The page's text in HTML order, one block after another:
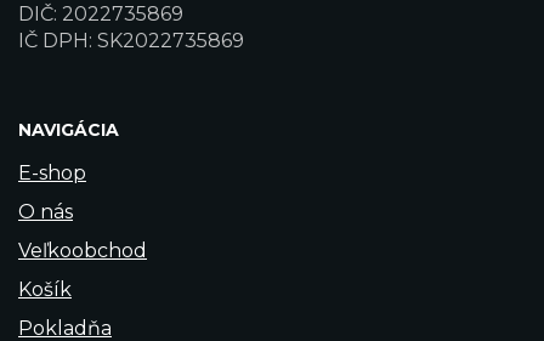
DIČ: 2022735869
IČ DPH: SK2022735869
NAVIGÁCIA
E-shop
O nás
Veľkoobchod
Košík
Pokladňa